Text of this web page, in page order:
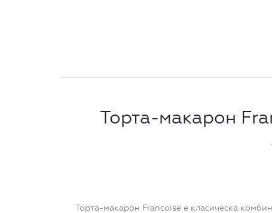
Торта-макарон
Торта-макарон Françoise е класическа